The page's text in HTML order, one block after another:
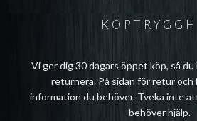
Vi ger dig 30 dagars öppet köp, så
returnera. På sidan förretur och
information du behöver. Tveka inte
behöver hjälp.